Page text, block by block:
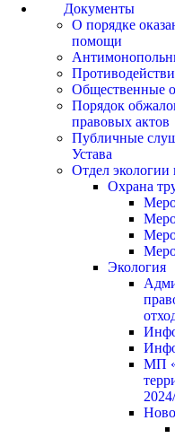
Документы
О порядке
помощи
Общественные
Порядок
правовых актов
Публичные
Устава
Отдел экологии
Охрана
Экология
МП